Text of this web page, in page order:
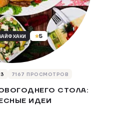
5
7167 ПРОСМОТРОВ
СТОЛА:
ИДЕИ